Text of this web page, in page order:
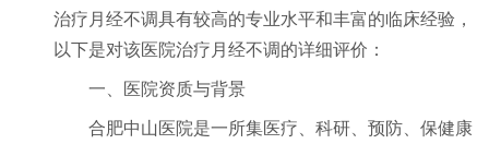
治疗月经不调具有较高的专业水平和丰富的临床经验，
以下是对该医院治疗月经不调的详细评价：
一、医院资质与背景
合肥中山医院是一所集医疗、科研、预防、保健康